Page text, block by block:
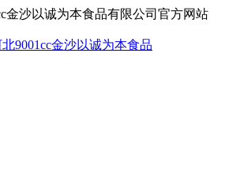
金沙以诚为本食品有限公司官方网站